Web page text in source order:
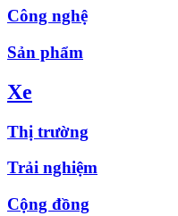
Công nghệ
Sản phẩm
Xe
Thị trường
Trải nghiệm
Cộng đồng